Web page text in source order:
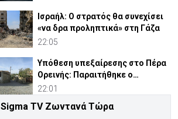
Ισραήλ: Ο στρατός θα συνεχίσει
«να δρα προληπτικά» στη Γάζα
22:05
Υπόθεση υπεξαίρεσης στο Πέρα
Ορεινής: Παραιτήθηκε ο
κοινοτάρχης (ΒΙΝΤΕΟ)
22:01
Πλατάνια: «Λουκέτο» στο
Sigma TV Ζωντανά Τώρα